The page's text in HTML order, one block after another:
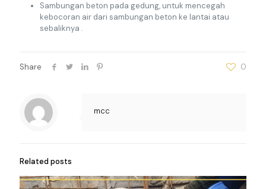
Sambungan beton pada gedung, untuk mencegah
kebocoran air dari sambungan beton ke lantai atau
sebaliknya .
Share 0
mcc
Related posts